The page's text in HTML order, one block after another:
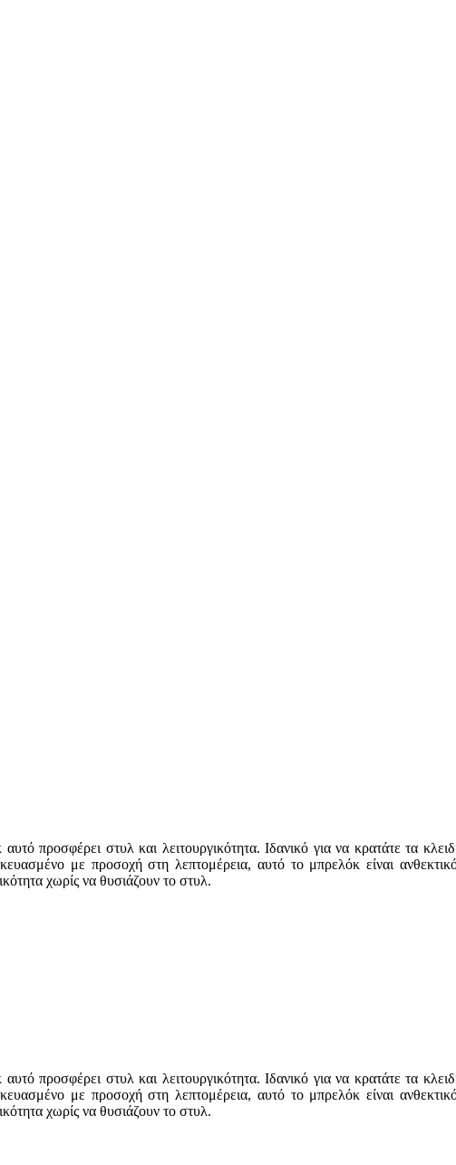
προσφέρει στυλ και λειτουργικότητα. Ιδανικό για να κρατάτε τα
με προσοχή στη λεπτομέρεια, αυτό το μπρελόκ είναι
χωρίς να θυσιάζουν το στυλ.
προσφέρει στυλ και λειτουργικότητα. Ιδανικό για να κρατάτε τα
με προσοχή στη λεπτομέρεια, αυτό το μπρελόκ είναι
χωρίς να θυσιάζουν το στυλ.